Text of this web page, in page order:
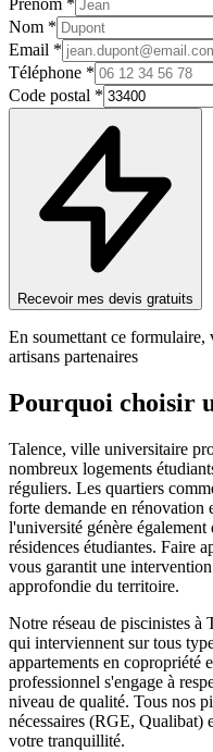
Prénom *
Nom *
Email *
Téléphone *
Code postal *
Recevoir mes devis gratuits
En soumettant ce formulaire,
artisans partenaires
Pourquoi choisir
Talence, ville universitaire
nombreux logements
réguliers. Les quartiers
forte demande en
l'université génère
résidences étudiantes. Faire
vous garantit une
approfondie du territoire.
Notre réseau de piscinistes à
qui interviennent sur tous
appartements en copropriété
professionnel s'engage à
niveau de qualité. Tous nos
nécessaires (RGE, Qualibat)
votre tranquillité.